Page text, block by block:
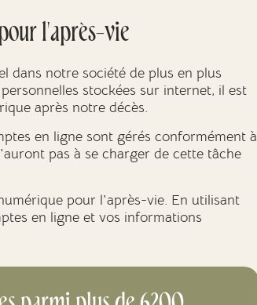
l'après-vie
dans notre société de plus en plus
stockées sur internet, il est
après notre décès.
en ligne sont gérés conformément à
pas à se charger de cette tâche
pour l'après-vie. En utilisant
en ligne et vos informations